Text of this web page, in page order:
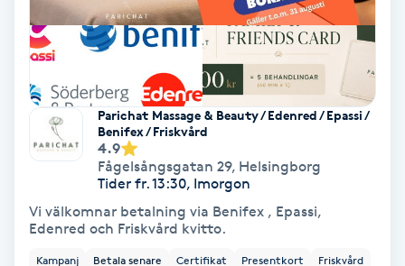
Extensions
Extensions borttagning
Eyeliner-tatueringParichat Massage & Beauty / Edenred / Epassi /
Benifex / Friskvård
4.9
Fågelsångsgatan 29, Helsingborg
Tider fr. 13:30, Imorgon
Vi välkomnar betalning via Benifex , Epassi,
Edenred och Friskvård kvitto.
Kampanj Betala senare Certifikat Presentkort Friskvård